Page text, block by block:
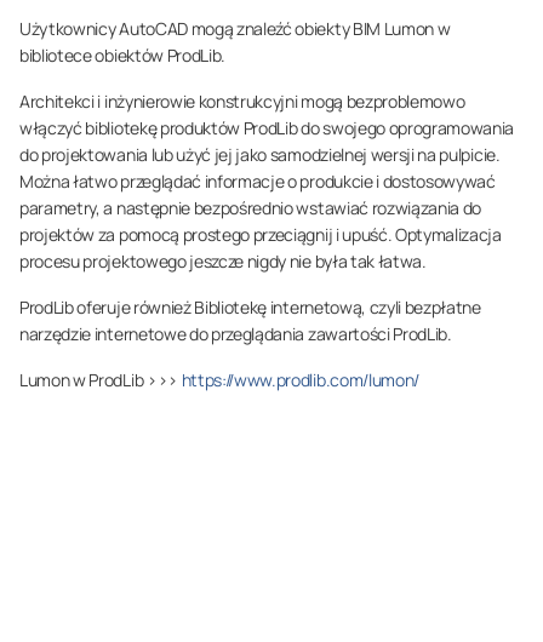
Użytkownicy AutoCAD mogą znaleźć obiekty BIM Lumon w
bibliotece obiektów ProdLib.
Architekci i inżynierowie konstrukcyjni mogą bezproblemowo
włączyć bibliotekę produktów ProdLib do swojego oprogramowania
do projektowania lub użyć jej jako samodzielnej wersji na pulpicie.
Można łatwo przeglądać informacje o produkcie i dostosowywać
parametry, a następnie bezpośrednio wstawiać rozwiązania do
projektów za pomocą prostego przeciągnij i upuść. Optymalizacja
procesu projektowego jeszcze nigdy nie była tak łatwa.
ProdLib oferuje również Bibliotekę internetową, czyli bezpłatne
narzędzie internetowe do przeglądania zawartości ProdLib.
Lumon w ProdLib >>> https://www.prodlib.com/lumon/